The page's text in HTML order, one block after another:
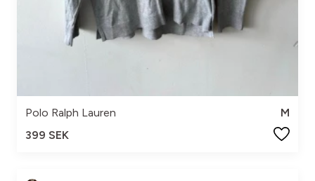
Polo Ralph Lauren
M
399 SEK